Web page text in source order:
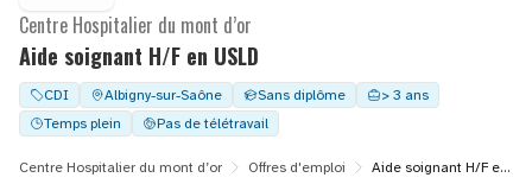
Aide soignant H/F en USLD
Centre Hospitalier du mont d’or
CDI Albigny-sur-Saône Sans diplôme
> 3 ans
Temps plein
Pas de télétravail
Centre Hospitalier du mont d’or Offres d'emploi Aide soignant H/F en USLD